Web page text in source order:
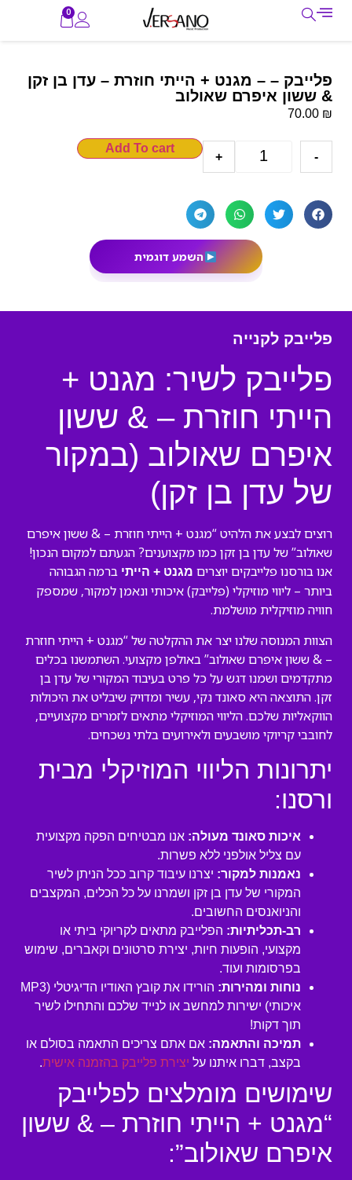
0
פלייבק – – מגנט + הייתי חוזרת – עדן בן זקן
& ששון איפרם שאולוב
70.00 ₪
-
+
Add To cart
השמע דוגמית
פלייבק לקנייה
פלייבק לשיר: מגנט +
הייתי חוזרת – & ששון
איפרם שאולוב (במקור
של עדן בן זקן)
רוצים לבצע את הלהיט “מגנט + הייתי חוזרת – & ששון איפרם
שאולוב” של עדן בן זקן כמו מקצוענים? הגעתם למקום הנכון!
אנו בורסנו פלייבקים יוצרים מגנט + הייתי ברמה הגבוהה
ביותר – ליווי מוזיקלי (פלייבק) איכותי ונאמן למקור, שמספק
חוויה מוזיקלית מושלמת.
הצוות המנוסה שלנו יצר את ההקלטה של “מגנט + הייתי חוזרת
– & ששון איפרם שאולוב” באולפן מקצועי. השתמשנו בכלים
מתקדמים ושמנו דגש על כל פרט בעיבוד המקורי של עדן בן
זקן. התוצאה היא סאונד נקי, עשיר ומדויק שיבליט את היכולות
הווקאליות שלכם. הליווי המוזיקלי מתאים לזמרים מקצועיים,
לחובבי קריוקי מושבעים ולאירועים בלתי נשכחים.
יתרונות הליווי המוזיקלי מבית
ורסנו:
איכות סאונד מעולה: אנו מבטיחים הפקה מקצועית
עם צליל אולפני ללא פשרות.
נאמנות למקור: יצרנו עיבוד קרוב ככל הניתן לשיר
המקורי של עדן בן זקן ושמרנו על כל הכלים, המקצבים
והניואנסים החשובים.
רב-תכליתיות: הפלייבק מתאים לקריוקי ביתי או
מקצועי, הופעות חיות, יצירת סרטונים וקאברים, שימוש
בפרסומות ועוד.
נוחות ומהירות:
הורידו את קובץ האודיו הדיגיטלי (MP3
איכותי) ישירות למחשב או לנייד שלכם והתחילו לשיר
תוך דקות!
תמיכה והתאמה: אם אתם צריכים התאמה בסולם או
בקצב, דברו איתנו על יצירת פלייבק בהזמנה אישית.
שימושים מומלצים לפלייבק
“מגנט + הייתי חוזרת – & ששון
איפרם שאולוב”: